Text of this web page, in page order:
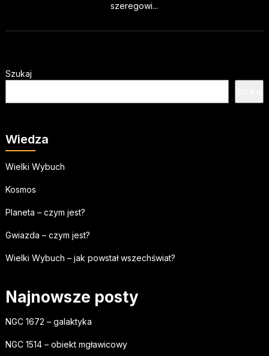
szeregowi...
Szukaj
Wiedza
Wielki Wybuch
Kosmos
Planeta – czym jest?
Gwiazda – czym jest?
Wielki Wybuch – jak powstał wszechświat?
Najnowsze posty
NGC 1672 – galaktyka
NGC 1514 – obiekt mgławicowy